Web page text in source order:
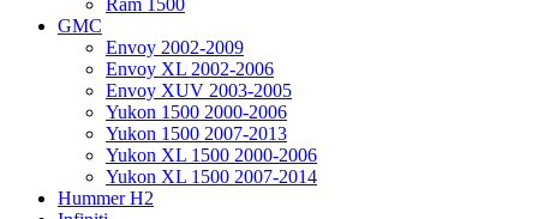
Ram 1500
GMC
Envoy 2002-2009
Envoy XL 2002-2006
Envoy XUV 2003-2005
Yukon 1500 2000-2006
Yukon 1500 2007-2013
Yukon XL 1500 2000-2006
Yukon XL 1500 2007-2014
Hummer H2